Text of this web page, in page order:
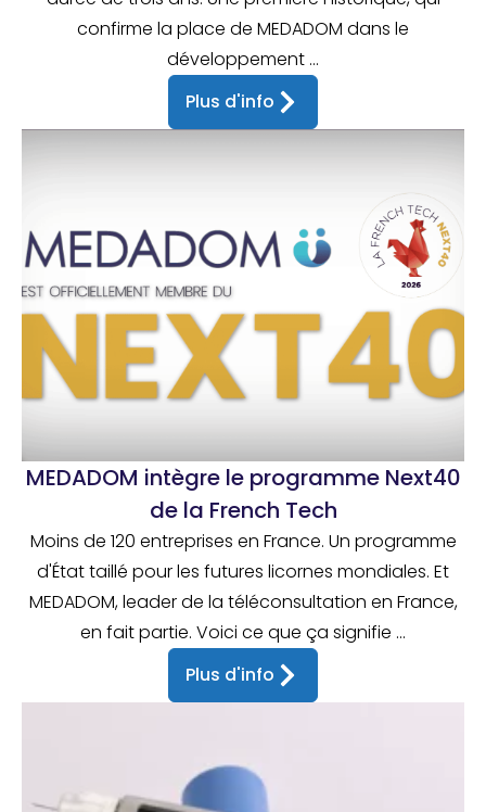
confirme la place de MEDADOM dans le
développement ...
Plus d'info
MEDADOM intègre le programme Next40
de la French Tech
Moins de 120 entreprises en France. Un programme
d'État taillé pour les futures licornes mondiales. Et
MEDADOM, leader de la téléconsultation en France,
en fait partie. Voici ce que ça signifie ...
Plus d'info